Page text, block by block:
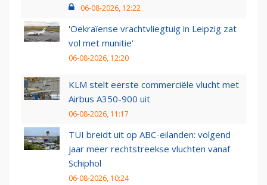
06-08-2026, 12:22
'Oekraïense vrachtvliegtuig in Leipzig zat
vol met munitie'
06-08-2026, 12:20
KLM stelt eerste commerciële vlucht met
Airbus A350-900 uit
06-08-2026, 11:17
TUI breidt uit op ABC-eilanden: volgend
jaar meer rechtstreekse vluchten vanaf
Schiphol
06-08-2026, 10:24